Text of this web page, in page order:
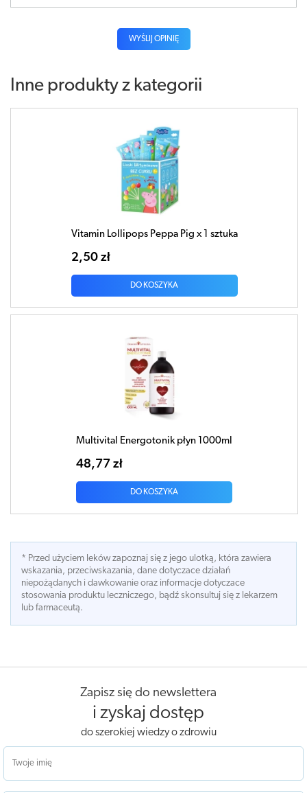
WYŚLIJ OPINIĘ
Inne produkty z kategorii
Vitamin Lollipops Peppa Pig x 1 sztuka
2,50 zł
DO KOSZYKA
Multivital Energotonik płyn 1000ml
48,77 zł
DO KOSZYKA
* Przed użyciem leków zapoznaj się z jego ulotką, która zawiera
wskazania, przeciwskazania, dane dotyczace działań
niepożądanych i dawkowanie oraz informacje dotyczace
stosowania produktu leczniczego, bądź skonsultuj się z lekarzem
lub farmaceutą.
Zapisz się do newslettera
i zyskaj dostęp
do szerokiej wiedzy o zdrowiu